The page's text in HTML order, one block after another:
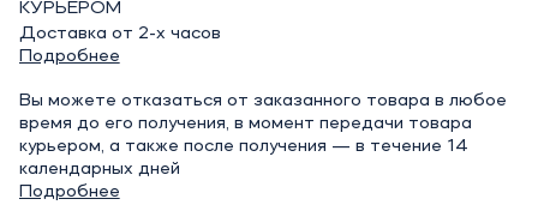
КУРЬЕРОМ
Доставка от 2-х часов
Подробнее
Вы можете отказаться от заказанного товара в любое
время до его получения, в момент передачи товара
курьером, а также после получения — в течение 14
календарных дней
Подробнее